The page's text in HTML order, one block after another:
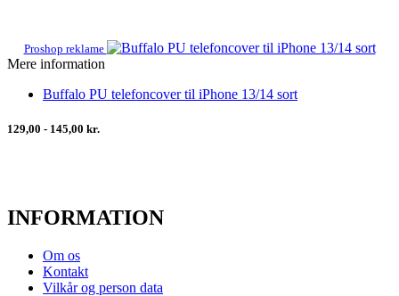
Proshop reklame
Mere information
Buffalo PU telefoncover til iPhone 13/14 sort
129,00 - 145,00 kr.
INFORMATION
Om os
Kontakt
Vilkår og person data